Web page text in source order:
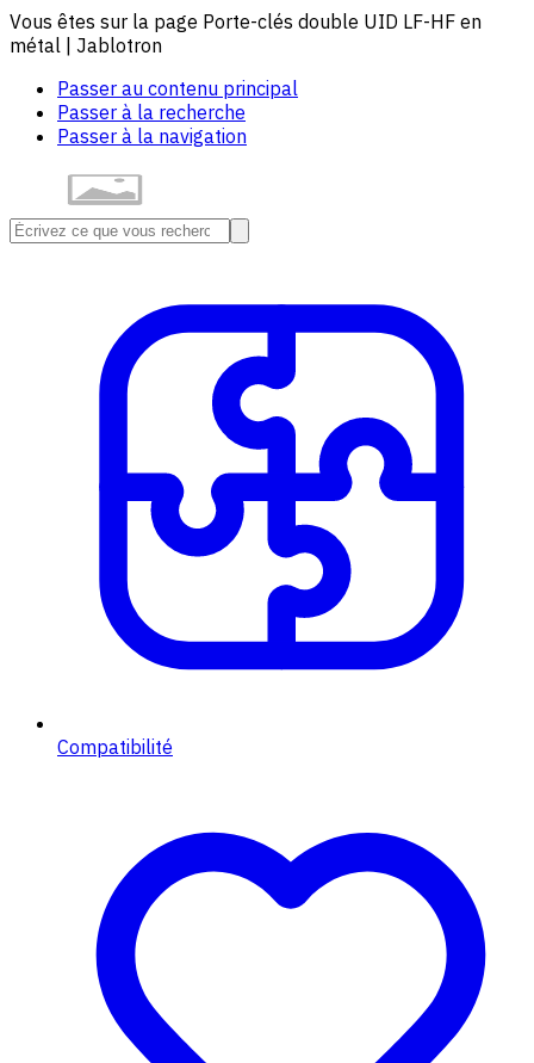
Vous êtes sur la page Porte-clés double UID LF-HF en
métal | Jablotron
Passer au contenu principal
Passer à la recherche
Passer à la navigation
Compatibilité